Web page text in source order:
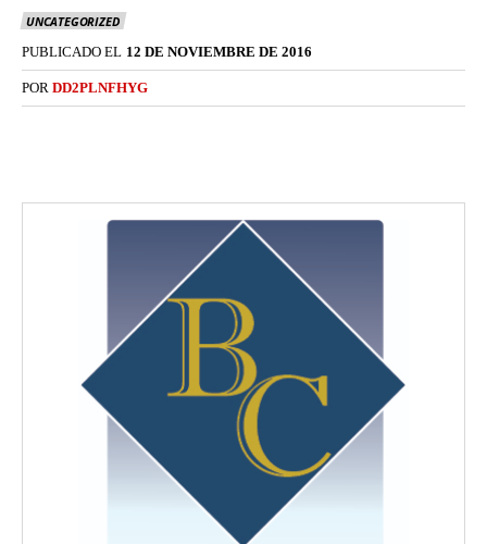
UNCATEGORIZED
PUBLICADO EL 12 DE NOVIEMBRE DE 2016
POR DD2PLNFHYG